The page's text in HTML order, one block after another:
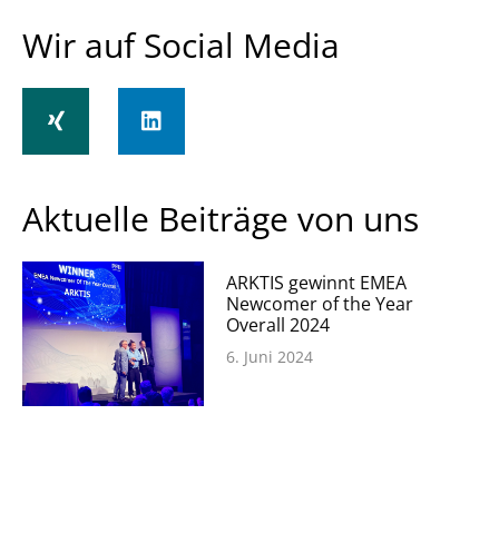
Wir auf Social Media
Aktuelle Beiträge von uns
ARKTIS gewinnt EMEA
Newcomer of the Year
Overall 2024
6. Juni 2024